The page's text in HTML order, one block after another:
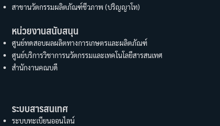
สาขานวัตกรรมผลิตภัณฑ์ชีวภาพ (ปริญญาโท)
หน่วยงานสนับสนุน
ศูนย์ทดสอบผลผลิตทางการเกษตรและผลิตภัณฑ์
ศูนย์บริการวิชาการนวัตกรรมและเทคโนโลยีสารสนเทศ
สำนักงานคณบดี
ระบบสารสนเทศ
ระบบทะเบียนออนไลน์